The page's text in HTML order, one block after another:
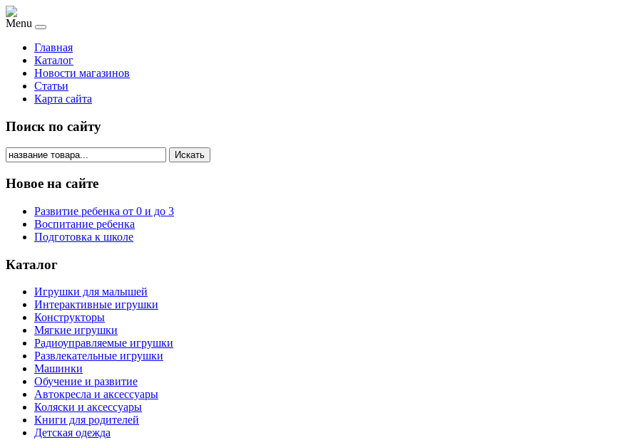
Menu
Главная
Каталог
Новости магазинов
Статьи
Карта сайта
Поиск по сайту
Искать
Новое на сайте
Развитие ребенка от 0 и до 3
Воспитание ребенка
Подготовка к школе
Каталог
Игрушки для малышей
Интерактивные игрушки
Конструкторы
Мягкие игрушки
Радиоуправляемые игрушки
Развлекательные игрушки
Машинки
Обучение и развитие
Автокресла и аксессуары
Коляски и аксессуары
Книги для родителей
Детская одежда